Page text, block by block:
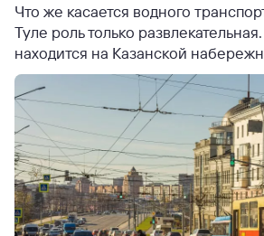
Что же касается водного
Туле роль только
находится на Казанской